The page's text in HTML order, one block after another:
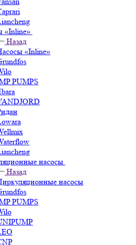
«Inline»
Назад
«Inline»
PUMPS
насосы
Назад
насосы
PUMPS